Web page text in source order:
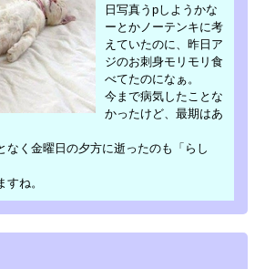
日写真うpしようかな
ーとかノーテンキに考
えていたのに、昨日ア
ジのお刺身モリモリ食
べてたのになぁ。
今まで病気したことな
かったけど、最期はあ
なく金曜日の夕方に逝ったのも「らし
ね。